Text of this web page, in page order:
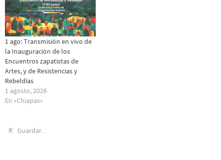
1 ago: Transmisión en vivo de
la Inauguración de los
Encuentros zapatistas de
Artes, y de Resistencias y
Rebeldías
1 agosto, 2026
En «Chiapas»
Guardar.